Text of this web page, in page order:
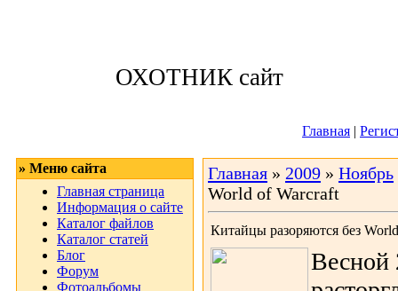
ОХОТНИК сайт
Главная |
» Меню сайта
Главная страница
Информация о сайте
Каталог файлов
Каталог статей
Блог
Форум
Фотоальбомы
Главная » 2009 » Ноябрь
World of Warcraft
Китайцы разоряются без
Весной